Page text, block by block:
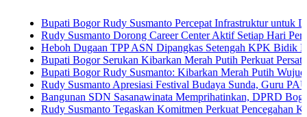
Bogor Rudy Susmanto Percepat Infrastruktur untuk Dongkrak
Susmanto Dorong Career Center Aktif Setiap Hari Perluas
Dugaan TPP ASN Dipangkas Setengah KPK Bidik Bupati
Bogor Serukan Kibarkan Merah Putih Perkuat Persatuan
Bogor Rudy Susmanto: Kibarkan Merah Putih Wujud Cinta
Susmanto Apresiasi Festival Budaya Sunda, Guru PAUD Jadi
SDN Sasanawinata Memprihatinkan, DPRD Bogor Tuntut
Susmanto Tegaskan Komitmen Perkuat Pencegahan Korupsi di